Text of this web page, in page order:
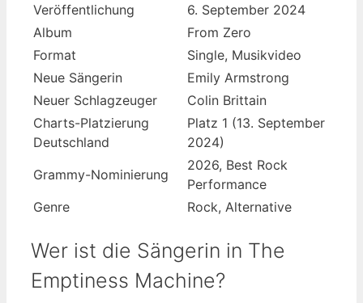
Veröffentlichung
6. September 2024
Album
From Zero
Format
Single, Musikvideo
Neue Sängerin
Emily Armstrong
Neuer Schlagzeuger
Colin Brittain
Charts-Platzierung
Deutschland
Platz 1 (13. September
2024)
Grammy-Nominierung
2026, Best Rock
Performance
Genre
Rock, Alternative
Wer ist die Sängerin in The
Emptiness Machine?